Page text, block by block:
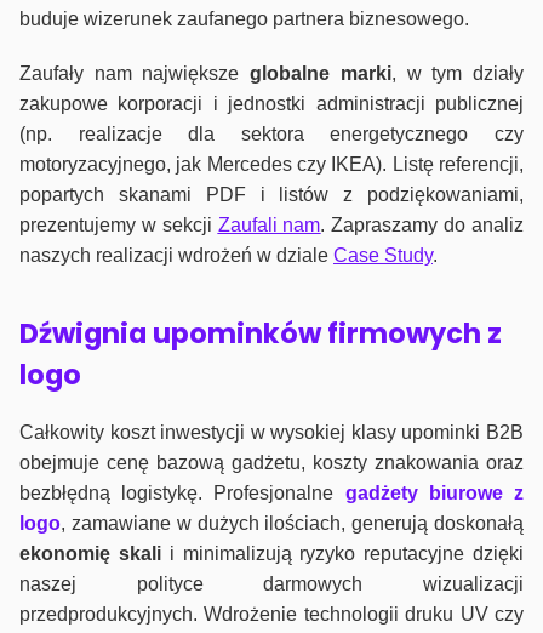
buduje wizerunek zaufanego partnera biznesowego.
Zaufały nam największeglobalne marki, w tym działy
zakupowe korporacji i jednostki administracji publicznej
(np. realizacje dla sektora energetycznego czy
motoryzacyjnego, jak Mercedes czy IKEA). Listę referencji,
popartych skanami PDF i listów z podziękowaniami,
prezentujemy w sekcji Zaufali nam. Zapraszamy do analiz
naszych realizacji wdrożeń w dziale Case Study.
Dźwignia upominków firmowych z
logo
Całkowity koszt inwestycji w wysokiej klasy upominki B2B
obejmuje cenę bazową gadżetu, koszty znakowania oraz
bezbłędną logistykę. Profesjonalne gadżety biurowe z
logo, zamawiane w dużych ilościach, generują doskonałą
ekonomię skalii minimalizują ryzyko reputacyjne dzięki
naszej polityce darmowych wizualizacji
przedprodukcyjnych. Wdrożenie technologii druku UV czy